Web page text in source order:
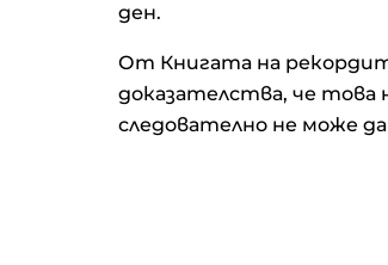
ден.
От Книгата на
доказателства, че това
следователно не може